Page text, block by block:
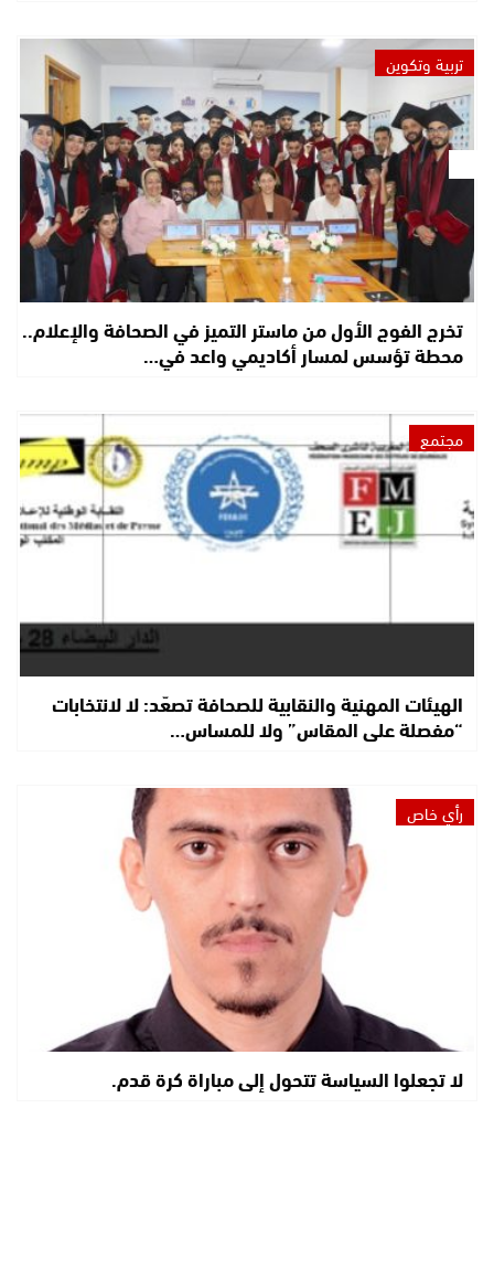
تربية وتكوين
تخرج الفوج الأول من ماستر التميز في الصحافة والإعلام..
محطة تؤسس لمسار أكاديمي واعد في…
مجتمع
الهيئات المهنية والنقابية للصحافة تصعّد: لا لانتخابات
“مفصلة على المقاس” ولا للمساس…
رأي خاص
لا تجعلوا السياسة تتحول إلى مباراة كرة قدم.